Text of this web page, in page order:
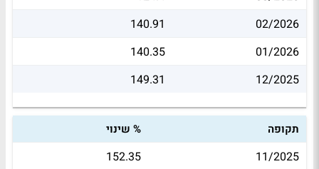
02/2026
140.91
01/2026
140.35
12/2025
149.31
תקופה % שינוי
11/2025
152.35